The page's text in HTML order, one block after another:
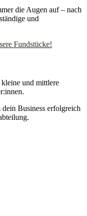
die Augen auf – nach
und
Fundstücke!
und mittlere
Business erfolgreich